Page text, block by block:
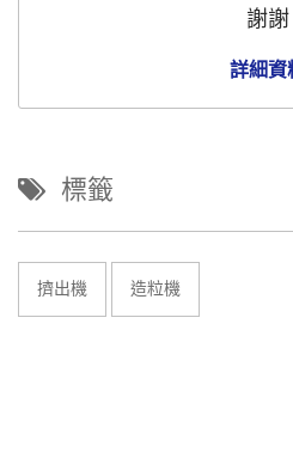
謝謝
詳細資
標籤
擠出機 造粒機